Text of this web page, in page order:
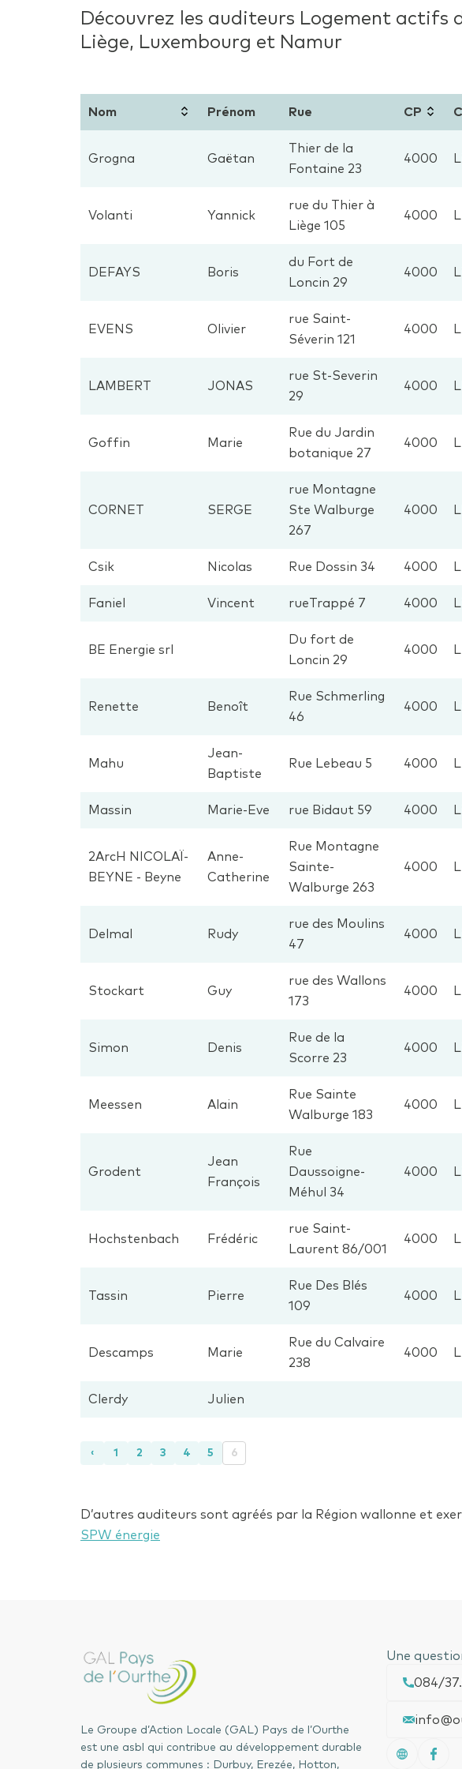
Découvrez les auditeurs Logement actifs
Liège, Luxembourg et Namur
Nom Prénom Rue CP
Grogna Gaëtan
Thier de la
Fontaine 23
4000
Volanti Yannick
rue du Thier à
Liège 105
4000
DEFAYS Boris
du Fort de
Loncin 29
4000
EVENS Olivier
rue Saint-
Séverin 121
4000
LAMBERT JONAS
rue St-Severin
29
4000
Goffin Marie
Rue du Jardin
botanique 27
4000
CORNET SERGE
rue Montagne
Ste Walburge
267
4000
Csik Nicolas Rue Dossin 34 4000
Faniel Vincent rueTrappé 7 4000
BE Energie srl
Du fort de
Loncin 29
4000
Renette Benoît
Rue Schmerling
46
4000
Mahu
Jean-
Baptiste
Rue Lebeau 5 4000
Massin Marie-Eve rue Bidaut 59 4000
2ArcH NICOLAÏ-
BEYNE - Beyne
Anne-
Catherine
Rue Montagne
Sainte-
Walburge 263
4000
Delmal Rudy
rue des Moulins
47
4000
Stockart Guy
rue des Wallons
173
4000
Simon Denis
Rue de la
Scorre 23
4000
Meessen Alain
Rue Sainte
Walburge 183
4000
Grodent
Jean
François
Rue
Daussoigne-
Méhul 34
4000
Hochstenbach Frédéric
rue Saint-
Laurent 86/001
4000
Tassin Pierre
Rue Des Blés
109
4000
Descamps Marie
Rue du Calvaire
238
4000
Clerdy Julien
‹ 1 2 3 4 5 6
D’autres auditeurs sont agréés par la Région wallonne et
SPW énergie
Le Groupe d’Action Locale (GAL) Pays de l’Ourthe
est une asbl qui contribue au développement durable
de plusieurs communes : Durbuy, Erezée, Hotton,
Une
084/